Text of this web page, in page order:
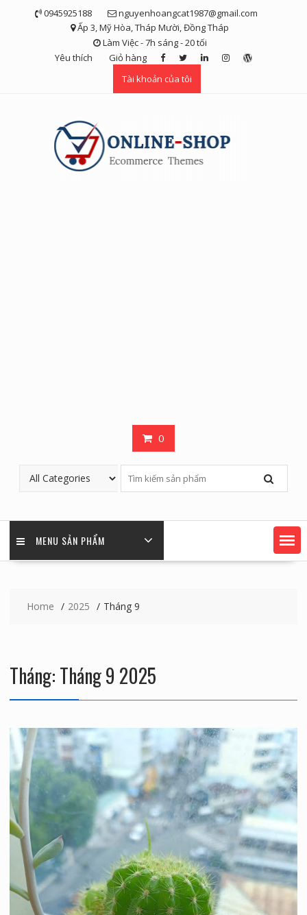
0945925188
nguyenhoangcat1987@gmail.com
Ấp 3, Mỹ Hòa, Tháp Mười, Đồng Tháp
Làm Việc - 7h sáng - 20 tối
Yêu thích
Giỏ hàng
Tài khoản của tôi
0
MENU SẢN PHẨM
Home 2025 Tháng 9
Tháng:Tháng 9 2025